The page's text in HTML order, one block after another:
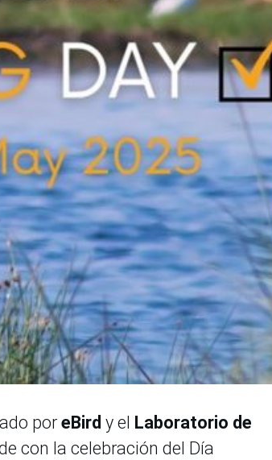
por eBird y el Laboratorio de
con la celebración del Día